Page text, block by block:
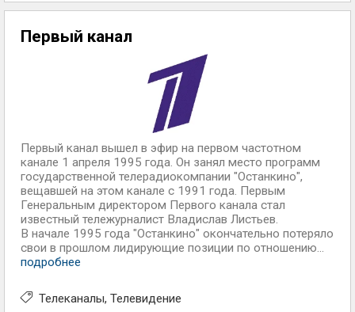
Первый канал
Первый канал вышел в эфир на первом частотном
канале 1 апреля 1995 года. Он занял место программ
государственной телерадиокомпании "Останкино",
вещавшей на этом канале с 1991 года. Первым
Генеральным директором Первого канала стал
известный тележурналист Владислав Листьев.
В начале 1995 года "Останкино" окончательно потеряло
свои в прошлом лидирующие позиции по отношению...
подробнее
Телеканалы Телевидение